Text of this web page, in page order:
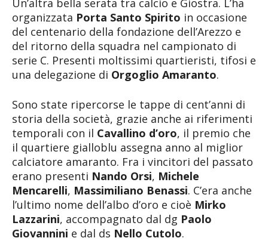
Un’altra bella serata tra calcio e Giostra. L’ha
organizzata Porta Santo Spirito in occasione
del centenario della fondazione dell’Arezzo e
del ritorno della squadra nel campionato di
serie C. Presenti moltissimi quartieristi, tifosi e
una delegazione di Orgoglio Amaranto.
Sono state ripercorse le tappe di cent’anni di
storia della società, grazie anche ai riferimenti
temporali con il Cavallino d’oro, il premio che
il quartiere gialloblu assegna anno al miglior
calciatore amaranto. Fra i vincitori del passato
erano presenti Nando Orsi, Michele
Mencarelli, Massimiliano Benassi. C’era anche
l’ultimo nome dell’albo d’oro e cioè Mirko
Lazzarini, accompagnato dal dg Paolo
Giovannini e dal ds Nello Cutolo.